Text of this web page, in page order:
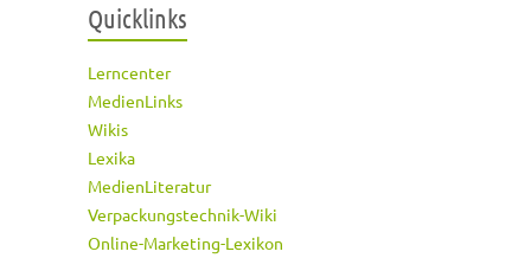
Quicklinks
Lerncenter
MedienLinks
Wikis
Lexika
MedienLiteratur
Verpackungstechnik-Wiki
Online-Marketing-Lexikon